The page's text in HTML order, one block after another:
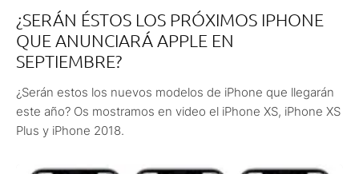
¿SERÁN ÉSTOS LOS PRÓXIMOS IPHONE
QUE ANUNCIARÁ APPLE EN
SEPTIEMBRE?
¿Serán estos los nuevos modelos de iPhone que llegarán
este año? Os mostramos en video el iPhone XS, iPhone XS
Plus y iPhone 2018.